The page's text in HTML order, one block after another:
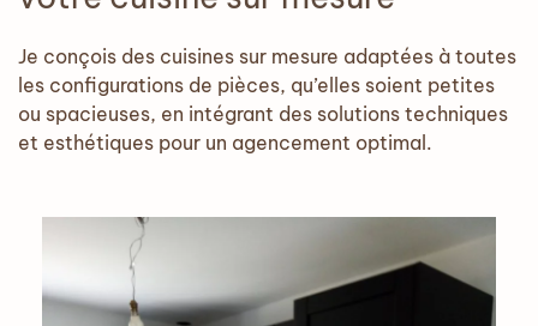
Je conçois des cuisines sur mesure adaptées à toutes
les configurations de pièces, qu’elles soient petites
ou spacieuses, en intégrant des solutions techniques
et esthétiques pour un agencement optimal.